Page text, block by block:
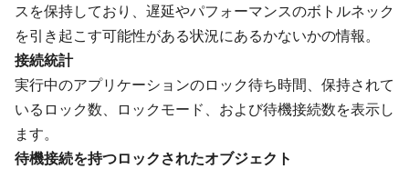
スを保持しており、遅延やパフォーマンスのボトルネック
を引き起こす可能性がある状況にあるかないかの情報。
接続統計
実行中のアプリケーションのロック待ち時間、保持されて
いるロック数、ロックモード、および待機接続数を表示し
ます。
待機接続を持つロックされたオブジェクト